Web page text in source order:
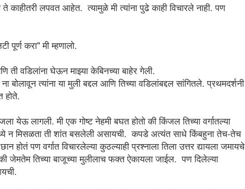
ते काहीतरी लपवत आहेत. त्यामुळे मी त्यांना पुढे काही विचारले नाही. पण
पूर्ण करा" मी म्हणालो.
वडिलांना घेऊन माझ्या केबिनच्या बाहेर गेली.
बोलावून त्यांना या मुली बद्दल आणि तिच्या वडिलांबद्दल सांगितले. प्रथमदर्शनी
होते.
येऊ लागली. मी एक गोष्ट नेहमी बघत होतो की किंजल तिच्या वर्गातल्या
न मिसळता ती शांत बसलेली असायची. कपडे अत्यंत साधे किंबहुना तेच-तेच
पण वर्गात विचारलेल्या कुठल्याही प्रश्नाला तिला उत्तर द्यायला जमायचे
जेमतेम तिच्या बाजूच्या मुलीलाच फक्त ऐकायला जाईल. पण दिलेल्या
ऑफ डिपार्टमेंट म्हणून एस एन डी टी महिला विद्यापीठाच्या
आणि सहा महिन्यातच प्रभारी प्राचार्य म्हणून कामकाजही
च्या मॅनेजमेंट स्कुल चे डायरेक्टर म्हणून काम करत
, लॅपटॉप , फूड प्रोसेसर, वॉशिंग मशिन विकत घेताना पुढे
माणूस तर नक्कीच करतो.
ऑनलाईन शिकविणे म्हणजे निव्वळ लेक्चर देणे नाही हे एव्हाना
शिकविणाऱ्या शिक्षकांच्या.